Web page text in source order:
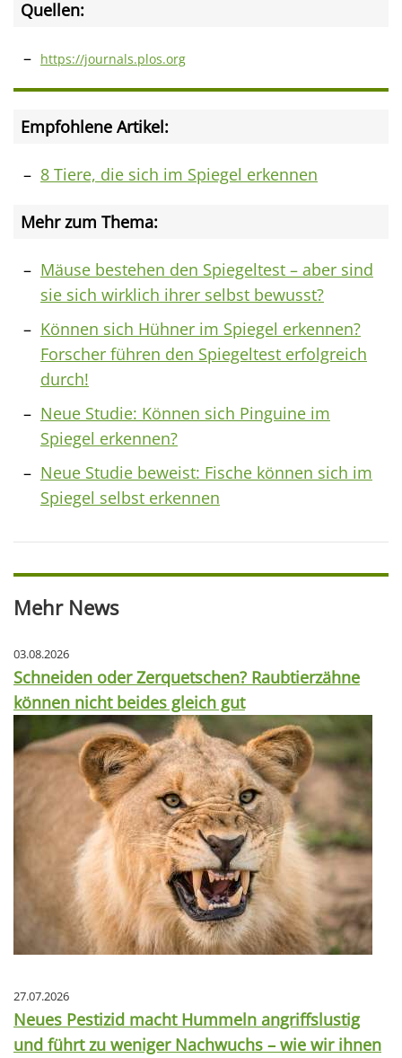
Quellen:
https://journals.plos.org
Empfohlene Artikel:
8 Tiere, die sich im Spiegel erkennen
Mehr zum Thema:
Mäuse bestehen den Spiegeltest – aber sind
sie sich wirklich ihrer selbst bewusst?
Können sich Hühner im Spiegel erkennen?
Forscher führen den Spiegeltest erfolgreich
durch!
Neue Studie: Können sich Pinguine im
Spiegel erkennen?
Neue Studie beweist: Fische können sich im
Spiegel selbst erkennen
Mehr News
03.08.2026
Schneiden oder Zerquetschen? Raubtierzähne
können nicht beides gleich gut
27.07.2026
Neues Pestizid macht Hummeln angriffslustig
und führt zu weniger Nachwuchs – wie wir ihnen